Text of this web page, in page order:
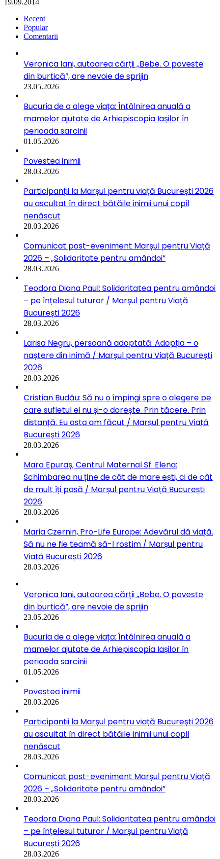
19.09.2014
Recent
Popular
Comentarii
Veronica Iani, autoarea cărții „Bebe. O poveste
din burtică”, are nevoie de sprijin
23.05.2026
Bucuria de a alege viața: Întâlnirea anuală a
mamelor ajutate de Arhiepiscopia Iașilor în
perioada sarcinii
01.05.2026
Povestea inimii
28.03.2026
Participanții la Marșul pentru viață București 2026
au ascultat în direct bătăile inimii unui copil
nenăscut
28.03.2026
Comunicat post-eveniment Marșul pentru Viață
2026 – „Solidaritate pentru amândoi”
28.03.2026
Teodora Diana Paul: Solidaritatea pentru amândoi
– pe înțelesul tuturor / Marșul pentru Viață
București 2026
28.03.2026
Larisa Negru, persoană adoptată: Adopția – o
naștere din inimă / Marșul pentru Viață București
2026
28.03.2026
Cristian Budău: Să nu o împingi spre o alegere pe
care sufletul ei nu și-o dorește. Prin tăcere. Prin
distanță. Eu asta am făcut / Marșul pentru Viață
București 2026
28.03.2026
Mara Epuraș, Centrul Maternal Sf. Elena:
Schimbarea nu ține de cât de mare ești, ci de cât
de mult îți pasă / Marșul pentru Viață București
2026
28.03.2026
Maria Czernin, Pro-Life Europe: Adevărul dă viață.
Să nu ne fie teamă să-l rostim / Marșul pentru
Viață București 2026
28.03.2026
Veronica Iani, autoarea cărții „Bebe. O poveste
din burtică”, are nevoie de sprijin
23.05.2026
Bucuria de a alege viața: Întâlnirea anuală a
mamelor ajutate de Arhiepiscopia Iașilor în
perioada sarcinii
01.05.2026
Povestea inimii
28.03.2026
Participanții la Marșul pentru viață București 2026
au ascultat în direct bătăile inimii unui copil
nenăscut
28.03.2026
Comunicat post-eveniment Marșul pentru Viață
2026 – „Solidaritate pentru amândoi”
28.03.2026
Teodora Diana Paul: Solidaritatea pentru amândoi
– pe înțelesul tuturor / Marșul pentru Viață
București 2026
28.03.2026